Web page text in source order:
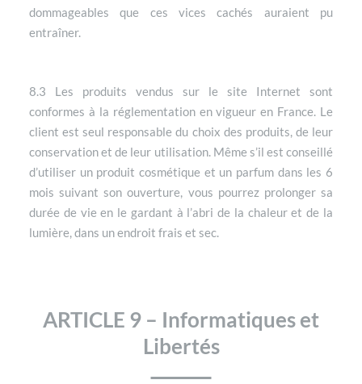
dommageables que ces vices cachés auraient pu
entraîner.
8.3 Les produits vendus sur le site Internet sont
conformes à la réglementation en vigueur en France. Le
client est seul responsable du choix des produits, de leur
conservation et de leur utilisation. Même s’il est conseillé
d’utiliser un produit cosmétique et un parfum dans les 6
mois suivant son ouverture, vous pourrez prolonger sa
durée de vie en le gardant à l’abri de la chaleur et de la
lumière, dans un endroit frais et sec.
ARTICLE 9 – Informatiques et
Libertés